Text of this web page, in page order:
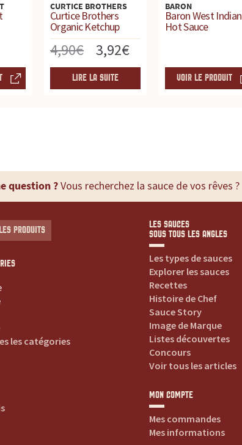
CURTICE BROTHERS
Curtice Brothers
Organic Ketchup
4,90€
Le
prix
initial
3,92€Le
prix
actuel
LIRE LA SUITE
BARON
Baron West Indian
Hot Sauce
VOIR LE PRODUIT
question ?Vous recherchez la sauce de vos rêves ?
PRODUITS
les catégories
LES SAUCES
SOUS TOUS LES ANGLES
Les types de sauces
Explorer les sauces
Recettes
Histoire de Chef
Sauce Story
Image de Marque
Listes découvertes
Concours
Voir tous les articles
MON COMPTE
Mes commandes
Mes informations